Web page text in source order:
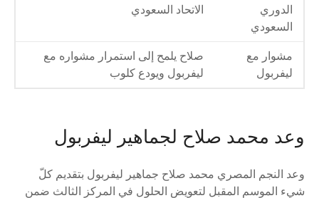
الدوري
السعودي
الاتحاد السعودي
مشوار مع
ليفربول
صلاح يلمح إلى استمرار مشواره مع
ليفربول ويودع كلوب
وعد محمد صلاح لجماهير ليفربول
وعد النجم المصري محمد صلاح جماهير ليفربول بتقديم كلّ
شيء الموسم المقبل لتعويض الحلول في المركز الثالث ضمن